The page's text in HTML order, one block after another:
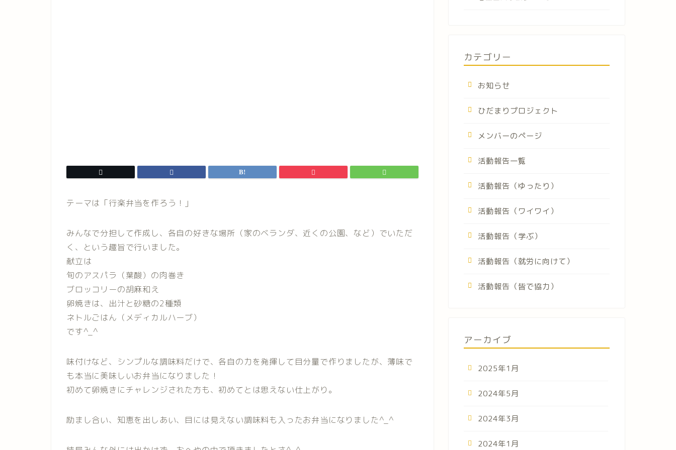
テーマは「行楽弁当を作ろう！」
みんなで分担して作成し、各自の好きな場所（家のベランダ、近くの公園、など）でいただ
く、という趣旨で行いました。
献立は
旬のアスパラ（葉酸）の肉巻き
ブロッコリーの胡麻和え
卵焼きは、出汁と砂糖の2種類
ネトルごはん（メディカルハーブ）
です^_^
味付けなど、シンプルな調味料だけで、各自の力を発揮して目分量で作りましたが、薄味で
も本当に美味しいお弁当になりました！
初めて卵焼きにチャレンジされた方も、初めてとは思えない仕上がり。
励まし合い、知恵を出しあい、目には見えない調味料も入ったお弁当になりました^_^
カテゴリー
お知らせ
ひだまりプロジェクト
メンバーのページ
活動報告一覧
活動報告（ゆったり）
活動報告（ワイワイ）
活動報告（学ぶ）
活動報告（就労に向けて）
活動報告（皆で協力）
アーカイブ
2025年1月
2024年5月
2024年3月
2024年1月